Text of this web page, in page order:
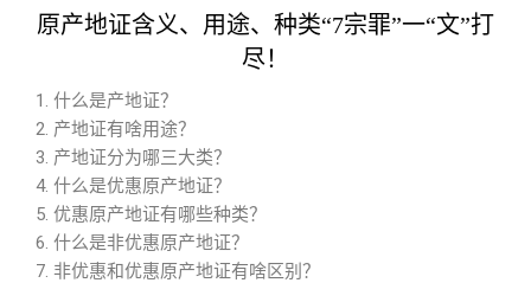
原产地证含义、用途、种类“7宗罪”一“文”打
尽！
1. 什么是产地证？
2. 产地证有啥用途？
3. 产地证分为哪三大类？
4. 什么是优惠原产地证？
5. 优惠原产地证有哪些种类？
6. 什么是非优惠原产地证？
7. 非优惠和优惠原产地证有啥区别？